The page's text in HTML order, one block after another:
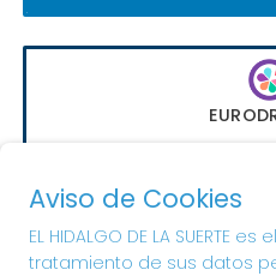
PRÓXIMO
Aviso de Cookies
EL HIDALGO DE LA SUERTE
tratamiento de sus datos